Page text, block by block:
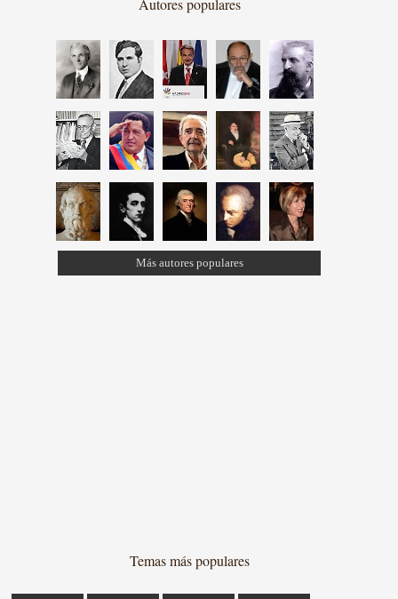
Autores populares
Más autores populares
Temas más populares